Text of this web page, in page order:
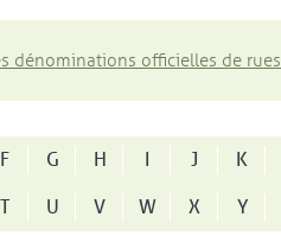
dénominations officielles de rues
F G H I J K
T U V W X Y